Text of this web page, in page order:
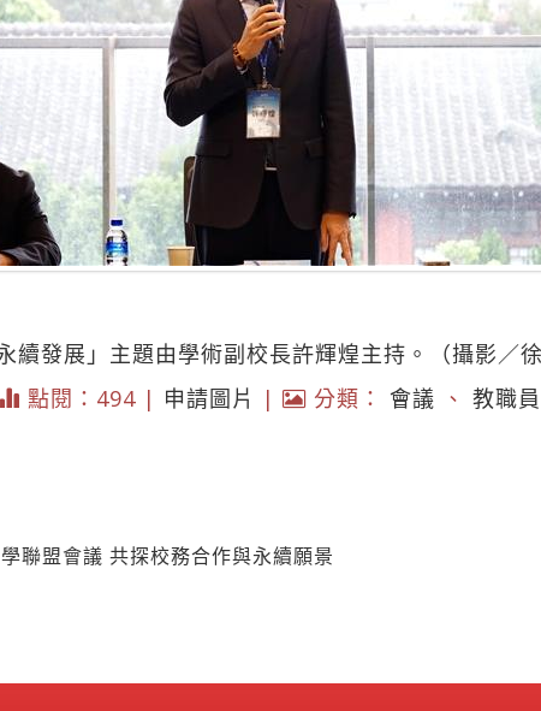
續發展」主題由學術副校長許輝煌主持。（攝影／徐
點閱：494 | 申請圖片 | 分類： 會議 、 教職
聯盟會議 共探校務合作與永續願景